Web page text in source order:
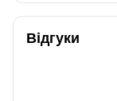
Відгуки